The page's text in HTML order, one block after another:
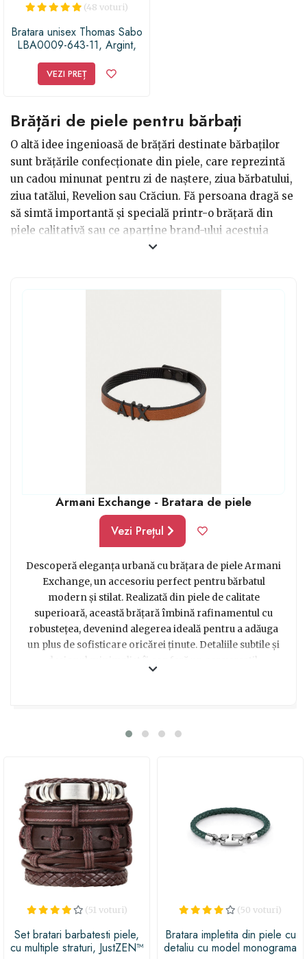
(48 voturi)
Bratara unisex Thomas Sabo
LBA0009-643-11, Argint,
VEZI PREȚ
Brățări de piele pentru bărbați
O altă idee ingenioasă de brățări destinate bărbaților
sunt brățările confecționate din piele, care reprezintă
un cadou minunat pentru zi de naștere, ziua bărbatului,
ziua tatălui, Revelion sau Crăciun. Fă persoana dragă se
să simtă importantă și specială printr-o brățară din
piele calitativă sau ce aparține brand-ului acestuia
preferat. Fie că dăruiești tatălui, soțului, iubitului,
Armani Exchange - Bratara de piele
Vezi Prețul
Descoperă eleganța urbană cu brățara de piele Armani
Exchange, un accesoriu perfect pentru bărbatul
modern și stilat. Realizată din piele de calitate
superioară, această brățară îmbină rafinamentul cu
robustețea, devenind alegerea ideală pentru a adăuga
un plus de sofisticare oricărei ținute. Detaliile subtile și
designul minimalist îi conferă un aer versatil,
(51 voturi)
Set bratari barbatesti piele,
cu multiple straturi, JustZEN™
(50 voturi)
Bratara impletita din piele cu
detaliu cu model monograma